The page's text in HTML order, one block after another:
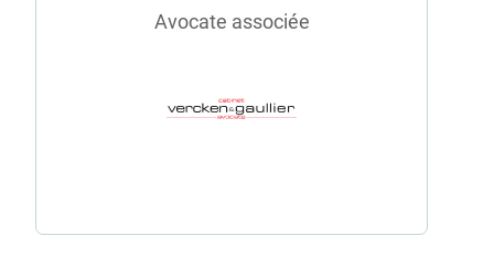
Avocate associée